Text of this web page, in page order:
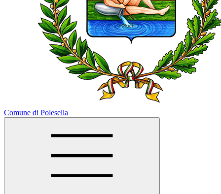
Comune di Polesella